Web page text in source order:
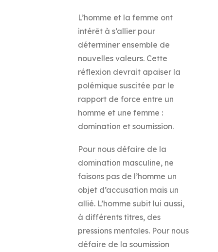
L’homme et la femme ont
intérêt à s’allier pour
déterminer ensemble de
nouvelles valeurs. Cette
réflexion devrait apaiser la
polémique suscitée par le
rapport de force entre un
homme et une femme :
domination et soumission.
Pour nous défaire de la
domination masculine, ne
faisons pas de l’homme un
objet d’accusation mais un
allié. L’homme subit lui aussi,
à différents titres, des
pressions mentales. Pour nous
défaire de la soumission